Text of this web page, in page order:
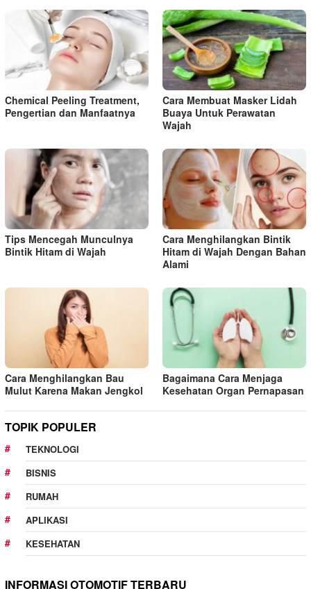
Chemical Peeling Treatment,
Pengertian dan Manfaatnya
Cara Membuat Masker Lidah
Buaya Untuk Perawatan
Wajah
Tips Mencegah Munculnya
Bintik Hitam di Wajah
Cara Menghilangkan Bintik
Hitam di Wajah Dengan Bahan
Alami
Cara Menghilangkan Bau
Mulut Karena Makan Jengkol
Bagaimana Cara Menjaga
Kesehatan Organ Pernapasan
TOPIK POPULER
TEKNOLOGI
BISNIS
RUMAH
APLIKASI
KESEHATAN
INFORMASI OTOMOTIF TERBARU